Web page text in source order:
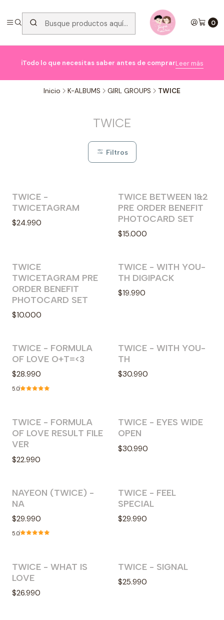
0
ℹ️Todo lo que necesitas saber antes de comprarLeer más
Inicio K-ALBUMS GIRL GROUPS TWICE
TWICE
Filtros
TWICE -
TWICETAGRAM
$24.990
TWICE BETWEEN 1&2
PRE ORDER BENEFIT
PHOTOCARD SET
$15.000
TWICE
TWICETAGRAM PRE
ORDER BENEFIT
PHOTOCARD SET
$10.000
Agotado
TWICE - WITH YOU-
TH DIGIPACK
$19.990
Agotado
TWICE - FORMULA
OF LOVE O+T=<3
$28.990
5.0
Agotado
TWICE - WITH YOU-
TH
$30.990
Agotado
TWICE - FORMULA
OF LOVE RESULT FILE
VER
$22.990
Agotado
TWICE - EYES WIDE
OPEN
$30.990
Agotado
NAYEON (TWICE) -
NA
$29.990
5.0
Agotado
TWICE - FEEL
SPECIAL
$29.990
Agotado
TWICE - WHAT IS
LOVE
$26.990
Agotado
TWICE - SIGNAL
$25.990